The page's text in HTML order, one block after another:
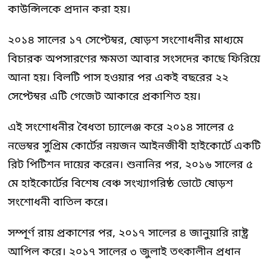
কাউন্সিলকে প্রদান করা হয়।
২০১৪ সালের ১৭ সেপ্টেম্বর, ষোড়শ সংশোধনীর মাধ্যমে
বিচারক অপসারণের ক্ষমতা আবার সংসদের কাছে ফিরিয়ে
আনা হয়। বিলটি পাস হওয়ার পর একই বছরের ২২
সেপ্টেম্বর এটি গেজেট আকারে প্রকাশিত হয়।
এই সংশোধনীর বৈধতা চ্যালেঞ্জ করে ২০১৪ সালের ৫
নভেম্বর সুপ্রিম কোর্টের নয়জন আইনজীবী হাইকোর্টে একটি
রিট পিটিশন দায়ের করেন। শুনানির পর, ২০১৬ সালের ৫
মে হাইকোর্টের বিশেষ বেঞ্চ সংখ্যাগরিষ্ঠ ভোটে ষোড়শ
সংশোধনী বাতিল করে।
সম্পূর্ণ রায় প্রকাশের পর, ২০১৭ সালের ৪ জানুয়ারি রাষ্ট্র
আপিল করে। ২০১৭ সালের ৩ জুলাই তৎকালীন প্রধান